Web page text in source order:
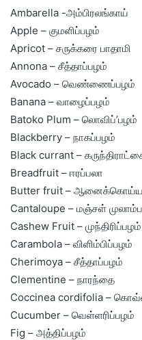
Ambarella -அம்பிரலங்காய்
Apple – குமளிப்பழம்
Apricot – சருக்கரை பாதாமி
Annona – சீத்தாப்பழம்
Avocado – வெண்ணைப்பழம்
Banana – வாழைப்பழம்
Batoko Plum – லொவிப்’பழம்
Blackberry – நாகப்பழம்
Black currant –
Breadfruit – ஈரப்பலா
Butter fruit –
Cantaloupe – மஞ்சள்
Cashew Fruit – முந்திரிப்பழம்
Carambola – விளிம்பிப்பழம்
Cherimoya – சீத்தாப்பழம்
Clementine – நாரந்தை
Coccinea cordifolia –
Cucumber – வெள்ளரிப்பழம்
Fig – அத்திப்பழம்